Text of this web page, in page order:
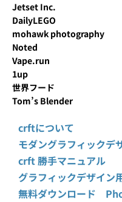
Jetset Inc.
DailyLEGO
mohawk photography
Noted
Vape.run
1up
世界フード
Tom’s Blender
crftについて
モダングラフィックデ
crft 勝手マニュアル
グラフィックデザイン
無料ダウンロード